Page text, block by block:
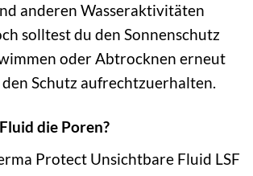
anderen Wasseraktivitäten
solltest du den Sonnenschutz
oder Abtrocknen erneut
Schutz aufrechtzuerhalten.
die Poren?
Protect Unsichtbare Fluid LSF